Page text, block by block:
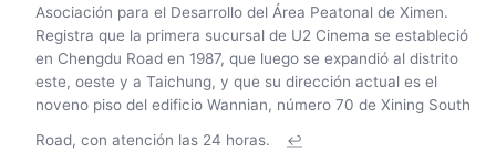
Asociación para el Desarrollo del Área Peatonal de Ximen.
Registra que la primera sucursal de U2 Cinema se estableció
en Chengdu Road en 1987, que luego se expandió al distrito
este, oeste y a Taichung, y que su dirección actual es el
noveno piso del edificio Wannian, número 70 de Xining South
Road, con atención las 24 horas.
↩